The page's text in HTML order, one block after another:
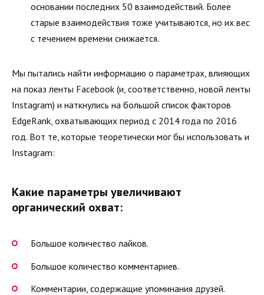
основании последних 50 взаимодействий. Более
старые взаимодействия тоже учитываются, но их вес
с течением времени снижается.
Мы пытались найти информацию о параметрах, влияющих
на показ ленты Facebook (и, соответственно, новой ленты
Instagram) и наткнулись на большой список факторов
EdgeRank, охватывающих период с 2014 года по 2016
год. Вот те, которые теоретически мог бы использовать и
Instagram:
Какие параметры увеличивают
органический охват:
Большое количество лайков.
Большое количество комментариев.
Комментарии, содержащие упоминания друзей.